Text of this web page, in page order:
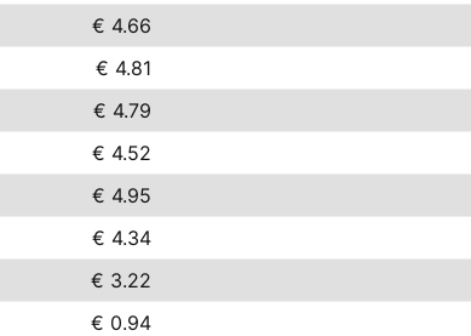
€ 4.66
€ 4.81
€ 4.79
€ 4.52
€ 4.95
€ 4.34
€ 3.22
€ 0.94